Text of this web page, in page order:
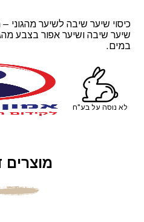
כיסוי שיער שיבה לשיער מהגוני –
שיער שיבה ושיער אפור בצבע
במים.
לא נוסה על בע"ח
מוצרים